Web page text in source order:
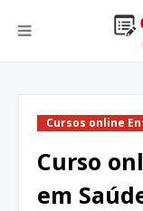
Cursos online
Curso
em